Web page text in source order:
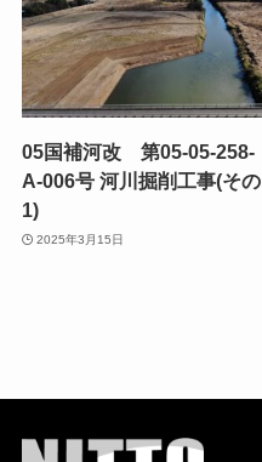
05国補河改 第05-05-258-
A-006号 河川掘削工事(その
1)
2025年3月15日